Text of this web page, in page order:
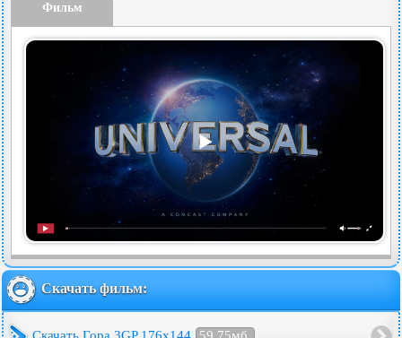
Фильм
Скачать фильм: